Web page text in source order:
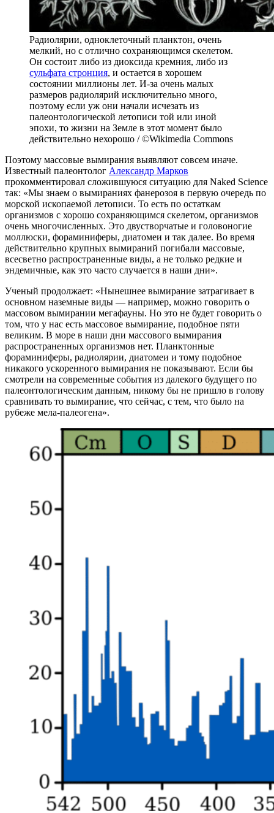
Радиолярии, одноклеточный планктон, очень
мелкий, но с отлично сохраняющимся скелетом.
Он состоит либо из диоксида кремния, либо из
сульфата стронция, и остается в хорошем
состоянии миллионы лет. И-за очень малых
размеров радиолярий исключительно много,
поэтому если уж они начали исчезать из
палеонтологической летописи той или иной
эпохи, то жизни на Земле в этот момент было
действительно нехорошо / ©Wikimedia Commons
Поэтому массовые вымирания выявляют совсем иначе.
Известный палеонтолог Александр Марков
прокомментировал сложившуюся ситуацию для Naked Science
так: «Мы знаем о вымираниях фанерозоя в первую очередь по
морской ископаемой летописи. То есть по остаткам
организмов с хорошо сохраняющимся скелетом, организмов
очень многочисленных. Это двустворчатые и головоногие
моллюски, фораминиферы, диатомеи и так далее. Во время
действительно крупных вымираний погибали массовые,
всесветно распространенные виды, а не только редкие и
эндемичные, как это часто случается в наши дни».
Ученый продолжает: «Нынешнее вымирание затрагивает в
основном наземные виды — например, можно говорить о
массовом вымирании мегафауны. Но это не будет говорить о
том, что у нас есть массовое вымирание, подобное пяти
великим. В море в наши дни массового вымирания
распространенных организмов нет. Планктонные
фораминиферы, радиолярии, диатомеи и тому подобное
никакого ускоренного вымирания не показывают. Если бы
смотрели на современные события из далекого будущего по
палеонтологическим данным, никому бы не пришло в голову
сравнивать то вымирание, что сейчас, с тем, что было на
рубеже мела-палеогена».